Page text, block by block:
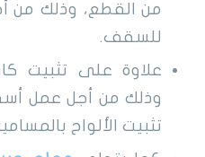
من القطع، وذلك من
للسقف.
علاوة على تثبيت
وذلك من أجل عمل
تثبيت الألواح